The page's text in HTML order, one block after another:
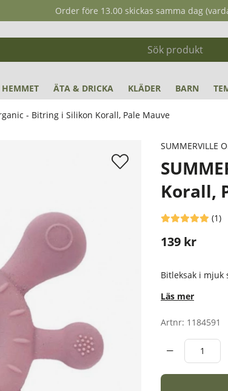
Order före 13.00 skickas samma dag
HEMMET ÄTA & DRICKA KLÄDER BARN
- Bitring i Silikon Korall, Pale Mauve
SUMMERVILLE
Korall,
Medelbetyg 5 av
(1)
139 kr
Bitleksak i
Läs mer
Artnr: 1184591